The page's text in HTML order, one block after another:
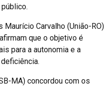
Carvalho (União-RO)
que o objetivo é
para a autonomia e a
MA) concordou com os